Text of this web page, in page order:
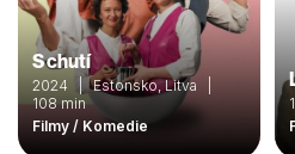
S chutí
2024 | Estonsko, Litva |
108 min
Filmy / Komedie